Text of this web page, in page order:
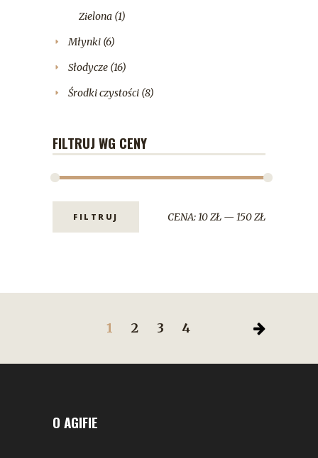
Zielona (1)
Młynki (6)
Słodycze (16)
Środki czystości (8)
FILTRUJ WG CENY
FILTRUJ CENA:10 ZŁ — 150 ZŁ
1 2 3 4
O AGIFIE